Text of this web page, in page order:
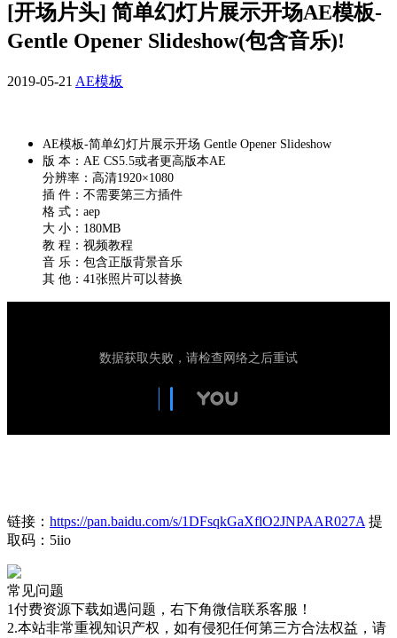
[开场片头] 简单幻灯片展示开场AE模板-
Gentle Opener Slideshow(包含音乐)!
2019-05-21 AE模板
AE模板-简单幻灯片展示开场 Gentle Opener Slideshow
版 本：AE CS5.5或者更高版本AE
分辨率：高清1920×1080
插 件：不需要第三方插件
格 式：aep
大 小：180MB
教 程：视频教程
音 乐：包含正版背景音乐
其 他：41张照片可以替换
链接： https://pan.baidu.com/s/1DFsqkGaXflO2JNPAAR027A 提
取码：5iio
常见问题
1付费资源下载如遇问题，右下角微信联系客服！
2.本站非常重视知识产权，如有侵犯任何第三方合法权益，请